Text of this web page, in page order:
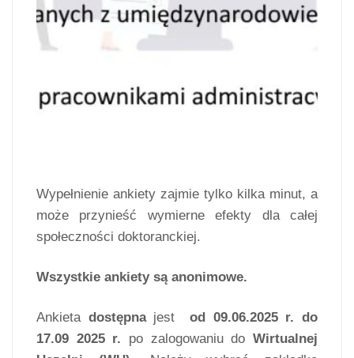
Wypełnienie ankiety zajmie tylko kilka minut, a
może przynieść wymierne efekty dla całej
społeczności doktoranckiej.
Wszystkie ankiety są anonimowe.
Ankieta dostępnajestod 09.06.2025 r. do
17.09 2025 r. po zalogowaniu doWirtualnej